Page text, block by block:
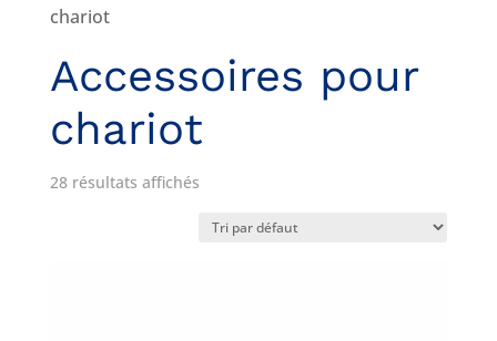
chariot
Accessoires pour
chariot
28 résultats affichés